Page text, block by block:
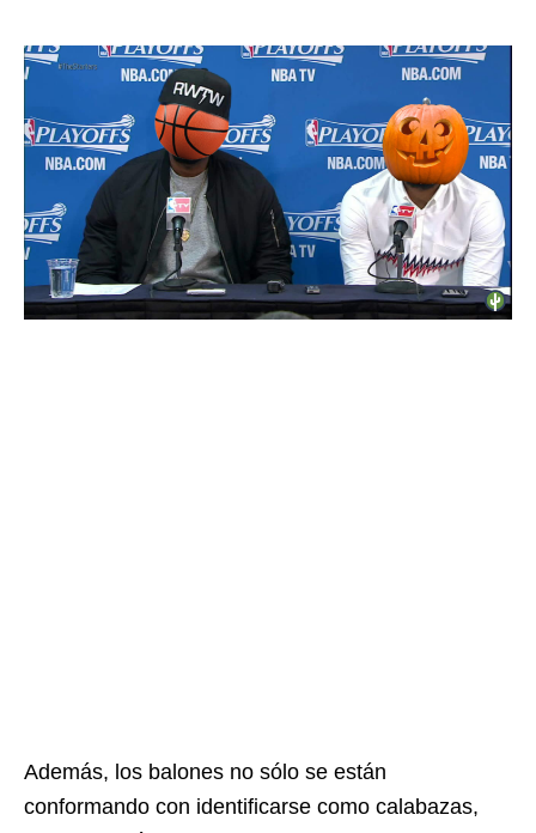
Además, los balones no sólo se están
conformando con identificarse como calabazas,